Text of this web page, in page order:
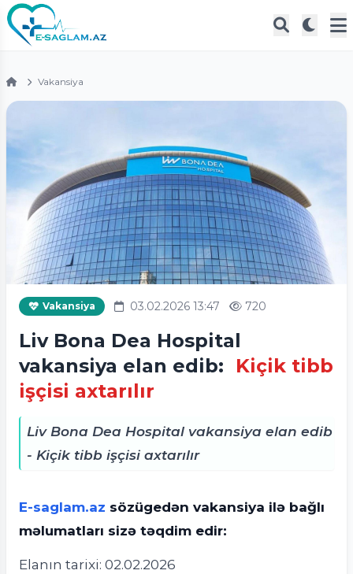
Vakansiya
Vakansiya 03.02.2026 13:47 720
Liv Bona Dea Hospital
vakansiya elan edib:
Kiçik tibb
işçisi axtarılır
Liv Bona Dea Hospital vakansiya elan edib
- Kiçik tibb işçisi axtarılır
E-saglam.az sözügedən vakansiya ilə bağlı
məlumatları sizə təqdim edir:
Elanın tarixi: 02.02.2026